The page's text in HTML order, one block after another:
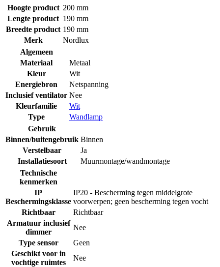
Hoogte product 200 mm
Lengte product 190 mm
Breedte product 190 mm
Merk
Nordlux
Algemeen
Materiaal
Metaal
Kleur
Wit
Energiebron
Netspanning
Inclusief ventilator Nee
Kleurfamilie
Wit
Type
Wandlamp
Gebruik
Binnen/buitengebruik Binnen
Verstelbaar
Ja
Installatiesoort
Muurmontage/wandmontage
Technische
kenmerken
IP
Beschermingsklasse
IP20 - Bescherming tegen middelgrote
voorwerpen; geen bescherming tegen vocht
Richtbaar
Richtbaar
Armatuur inclusief
dimmer
Nee
Type sensor
Geen
Geschikt voor in
vochtige ruimtes
Nee